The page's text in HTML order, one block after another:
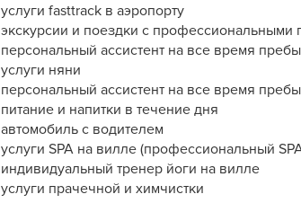
услуги fasttrack в аэропорту
экскурсии и поездки с профессиональными
персональный ассистент на все время
услуги няни
персональный ассистент на все время
питание и напитки в течение дня
автомобиль с водителем
услуги SPA на вилле (профессиональный
индивидуальный тренер йоги на вилле
услуги прачечной и химчистки